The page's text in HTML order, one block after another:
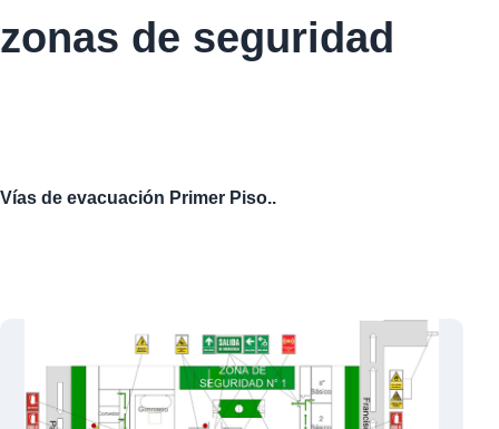
zonas de seguridad
Vías de evacuación Primer Piso..